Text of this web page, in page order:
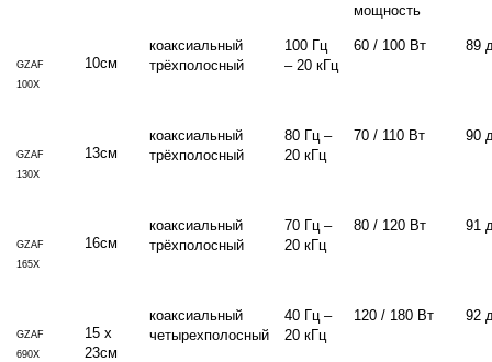
мощность
GZAF
100X
10см
коаксиальный
трёхполосный
100 Гц
– 20 кГц
60 / 100 Вт 89
GZAF
130X
13см
коаксиальный
трёхполосный
80 Гц –
20 кГц
70 / 110 Вт 90
GZAF
165X
16см
коаксиальный
трёхполосный
70 Гц –
20 кГц
80 / 120 Вт 91
GZAF
690X
15 x
23см
коаксиальный
четырехполосный
40 Гц –
20 кГц
120 / 180 Вт 92